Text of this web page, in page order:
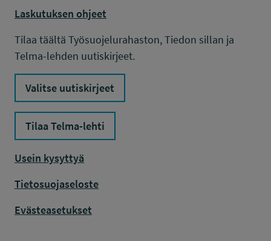
Laskutuksen ohjeet
Tilaa täältä Työsuojelurahaston, Tiedon sillan ja
Telma-lehden uutiskirjeet.
Valitse uutiskirjeet
Tilaa Telma-lehti
Usein kysyttyä
Tietosuojaseloste
Evästeasetukset